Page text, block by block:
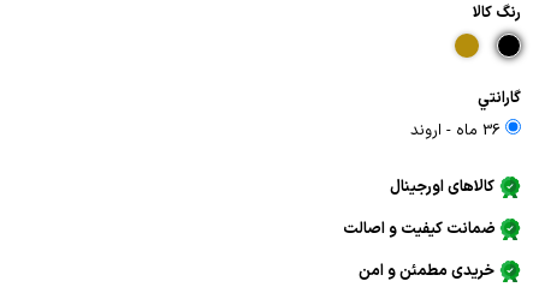
رنگ كالا
گارانتي
36 ماه - اروند
کالاهای اورجینال
ضمانت کیفیت و اصالت
خریدی مطمئن و امن